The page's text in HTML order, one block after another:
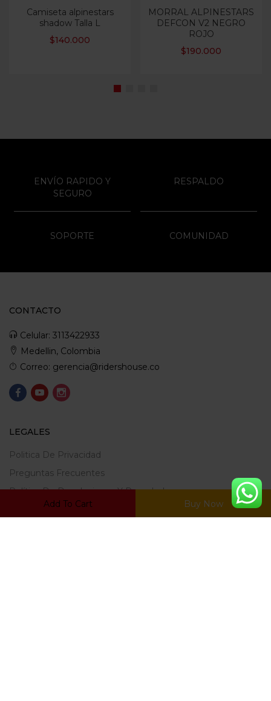
Add To Cart Buy Now
Camiseta alpinestars
shadow Talla L
$140.000
MORRAL ALPINESTARS
DEFCON V2 NEGRO
ROJO
$190.000
ENVÍO RAPIDO Y
SEGURO
RESPALDO
SOPORTE COMUNIDAD
CONTACTO
Celular: 3113422933
Medellin, Colombia
Correo: gerencia@ridershouse.co
LEGALES
Politica De Privacidad
Preguntas Frecuentes
Política De Devoluciones Y Reembolsos
Terminos Y Condiciones